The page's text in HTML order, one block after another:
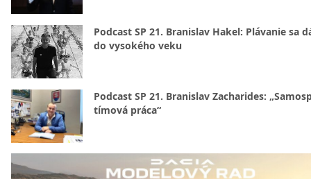
Podcast SP 21. Branislav Hakel: Plávanie sa
do vysokého veku
Podcast SP 21. Branislav Zacharides:
tímová práca“